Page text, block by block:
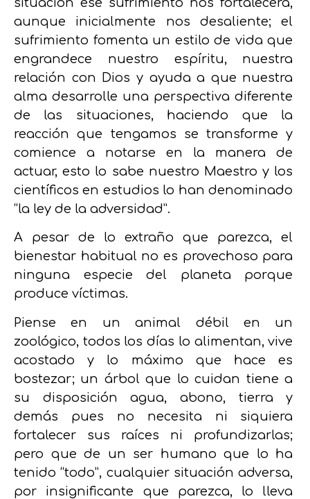
situación ese sufrimiento nos fortalecerá,
aunque inicialmente nos desaliente; el
sufrimiento fomenta un estilo de vida que
engrandece nuestro espíritu, nuestra
relación con Dios y ayuda a que nuestra
alma desarrolle una perspectiva diferente
de las situaciones, haciendo que la
reacción que tengamos se transforme y
comience a notarse en la manera de
actuar, esto lo sabe nuestro Maestro y los
científicos en estudios lo han denominado
“la ley de la adversidad”.
A pesar de lo extraño que parezca, el
bienestar habitual no es provechoso para
ninguna especie del planeta porque
produce víctimas.
Piense en un animal débil en un
zoológico, todos los días lo alimentan, vive
acostado y lo máximo que hace es
bostezar; un árbol que lo cuidan tiene a
su disposición agua, abono, tierra y
demás pues no necesita ni siquiera
fortalecer sus raíces ni profundizarlas;
pero que de un ser humano que lo ha
tenido “todo”, cualquier situación adversa,
por insignificante que parezca, lo lleva